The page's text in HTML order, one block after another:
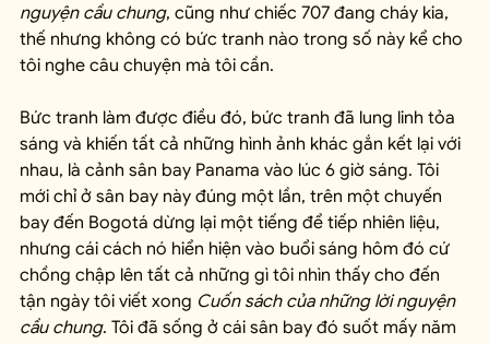
nguyện cầu chung, cũng như chiếc 707 đang cháy kia,
thế nhưng không có bức tranh nào trong số này kể cho
tôi nghe câu chuyện mà tôi cần.
Bức tranh làm được điều đó, bức tranh đã lung linh tỏa
sáng và khiến tất cả những hình ảnh khác gắn kết lại với
nhau, là cảnh sân bay Panama vào lúc 6 giờ sáng. Tôi
mới chỉ ở sân bay này đúng một lần, trên một chuyến
bay đến Bogotá dừng lại một tiếng để tiếp nhiên liệu,
nhưng cái cách nó hiển hiện vào buổi sáng hôm đó cứ
chồng chập lên tất cả những gì tôi nhìn thấy cho đến
tận ngày tôi viết xong Cuốn sách của những lời nguyện
cầu chung. Tôi đã sống ở cái sân bay đó suốt mấy năm